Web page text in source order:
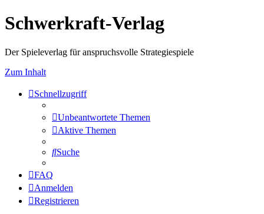
Schwerkraft-Verlag
Der Spieleverlag für anspruchsvolle Strategiespiele
Zum Inhalt
Schnellzugriff
Unbeantwortete Themen
Aktive Themen
Suche
FAQ
Anmelden
Registrieren